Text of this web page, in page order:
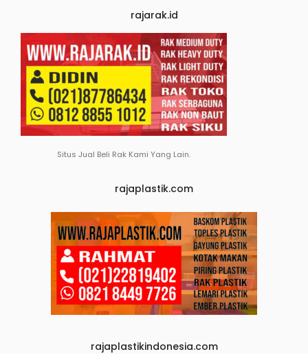
rajarak.id
Situs Jual Beli Rak Kami Yang Lain.
rajaplastik.com
rajaplastikindonesia.com